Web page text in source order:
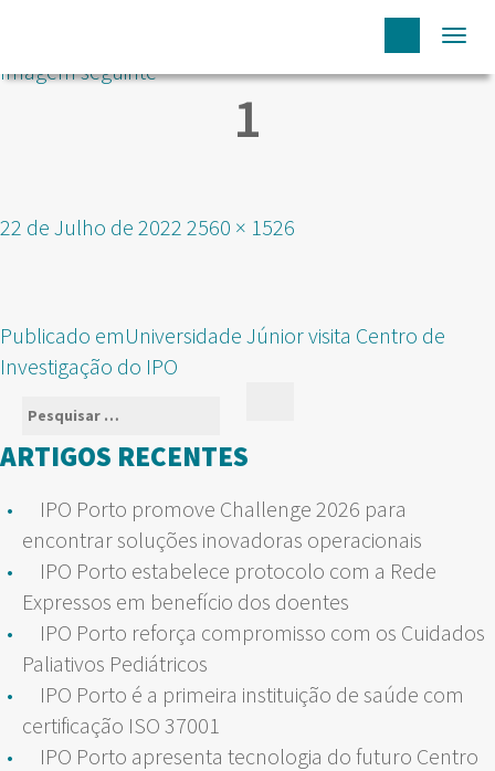
Imagem seguinte
1
Publicado
22 de Julho de 2022 Tamanho
2560 × 1526
NAVEGAÇÃO
DE
ARTIGOS
Publicado emUniversidade Júnior visita Centro de
Investigação do IPO
Pesquisar
por:
ARTIGOS RECENTES
IPO Porto promove Challenge 2026 para
encontrar soluções inovadoras operacionais
IPO Porto estabelece protocolo com a Rede
Expressos em benefício dos doentes
IPO Porto reforça compromisso com os Cuidados
Paliativos Pediátricos
IPO Porto é a primeira instituição de saúde com
certificação ISO 37001
IPO Porto apresenta tecnologia do futuro Centro